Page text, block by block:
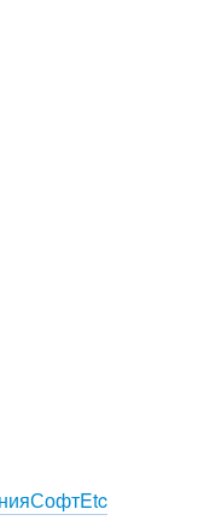
СофтEtc